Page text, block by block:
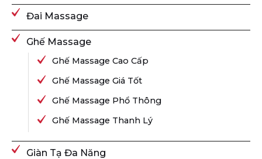
Đai Massage
Ghế Massage
Ghế Massage Cao Cấp
Ghế Massage Giá Tốt
Ghế Massage Phổ Thông
Ghế Massage Thanh Lý
Giàn Tạ Đa Năng